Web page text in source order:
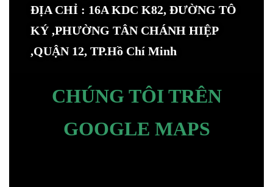
ĐỊA CHỈ : 16A KDC K82, ĐƯỜNG TÔ
KÝ ,PHƯỜNG TÂN CHÁNH HIỆP
,QUẬN 12, TP.Hồ Chí Minh
CHÚNG TÔI TRÊN
GOOGLE MAPS